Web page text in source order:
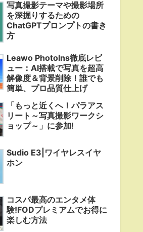
写真撮影テーマや撮影場所
を深掘りするための
ChatGPTプロンプトの書き
方
Leawo PhotoIns徹底レビ
ュー：AI搭載で写真を超高
解像度＆背景削除！誰でも
簡単、プロ品質仕上げ
「もっと近くへ！パラアス
リート～写真撮影ワークシ
ョップ～」に参加!
Sudio E3|ワイヤレスイヤ
ホン
コスパ最高のエンタメ体
験!FODプレミアムでお得に
楽しむ方法